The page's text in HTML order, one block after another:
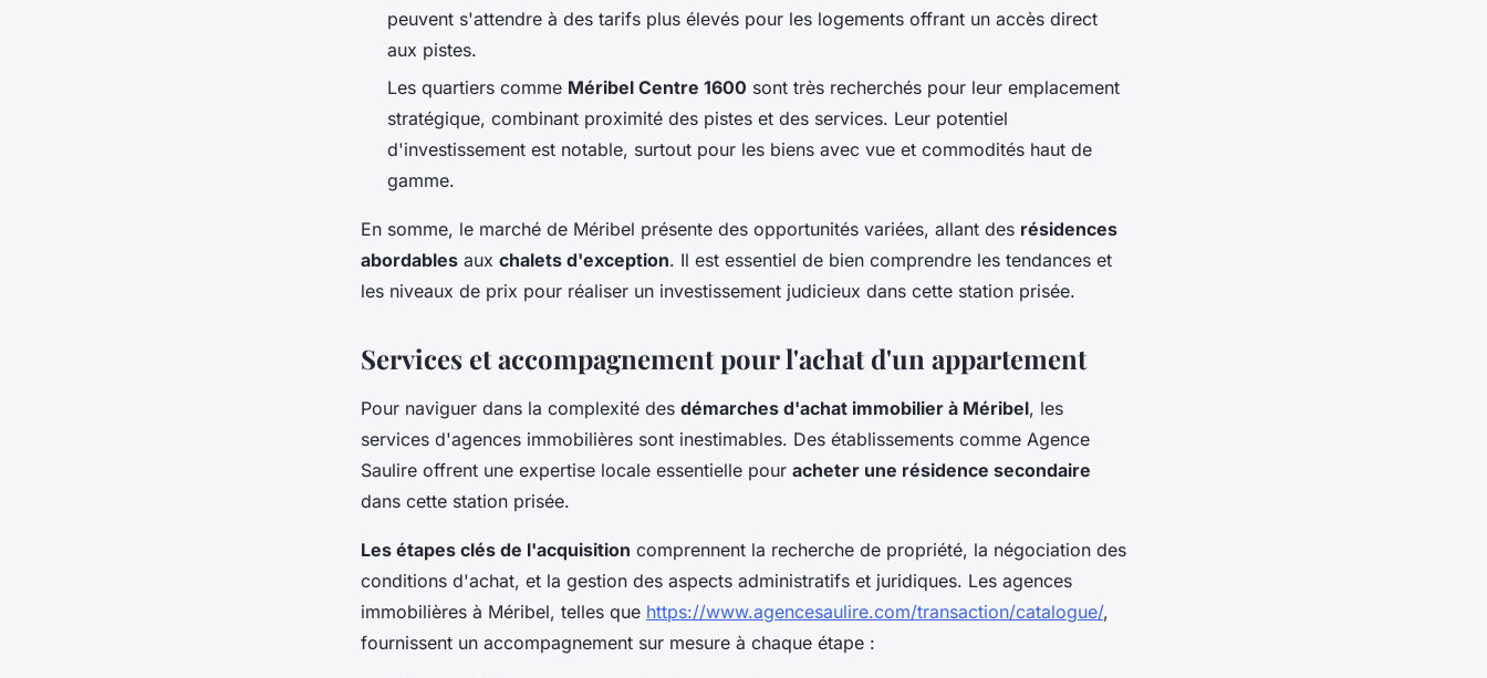
peuvent s'attendre à des tarifs plus élevés pour les logements offrant un accès direct
aux pistes.
Les quartiers comme Méribel Centre 1600 sont très recherchés pour leur emplacement
stratégique, combinant proximité des pistes et des services. Leur potentiel
d'investissement est notable, surtout pour les biens avec vue et commodités haut de
gamme.
En somme, le marché de Méribel présente des opportunités variées, allant des résidences
abordables aux chalets d'exception. Il est essentiel de bien comprendre les tendances et
les niveaux de prix pour réaliser un investissement judicieux dans cette station prisée.
Services et accompagnement pour l'achat d'un appartement
Pour naviguer dans la complexité des démarches d'achat immobilier à Méribel, les
services d'agences immobilières sont inestimables. Des établissements comme Agence
Saulire offrent une expertise locale essentielle pour acheter une résidence secondaire
dans cette station prisée.
Les étapes clés de l'acquisition comprennent la recherche de propriété, la négociation des
conditions d'achat, et la gestion des aspects administratifs et juridiques. Les agences
immobilières à Méribel, telles que https://www.agencesaulire.com/transaction/catalogue/,
fournissent un accompagnement sur mesure à chaque étape :